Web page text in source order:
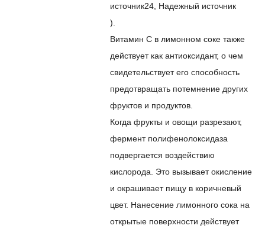
источник24, Надежный источник
).
Витамин С в лимонном соке также
действует как антиоксидант, о чем
свидетельствует его способность
предотвращать потемнение других
фруктов и продуктов.
Когда фрукты и овощи разрезают,
фермент полифенолоксидаза
подвергается воздействию
кислорода. Это вызывает окисление
и окрашивает пищу в коричневый
цвет. Нанесение лимонного сока на
открытые поверхности действует